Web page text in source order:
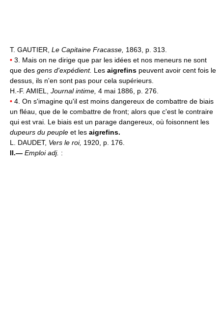
T. GAUTIER, Le Capitaine Fracasse, 1863, p. 313.
• 3. Mais on ne dirige que par les idées et nos meneurs ne sont
que des gens d'expédient. Les aigrefins peuvent avoir cent fois le
dessus, ils n'en sont pas pour cela supérieurs.
H.-F. AMIEL, Journal intime, 4 mai 1886, p. 276.
• 4. On s'imagine qu'il est moins dangereux de combattre de biais
un fléau, que de le combattre de front; alors que c'est le contraire
qui est vrai. Le biais est un parage dangereux, où foisonnent les
dupeurs du peuple et les aigrefins.
L. DAUDET, Vers le roi, 1920, p. 176.
II.— Emploi adj. :